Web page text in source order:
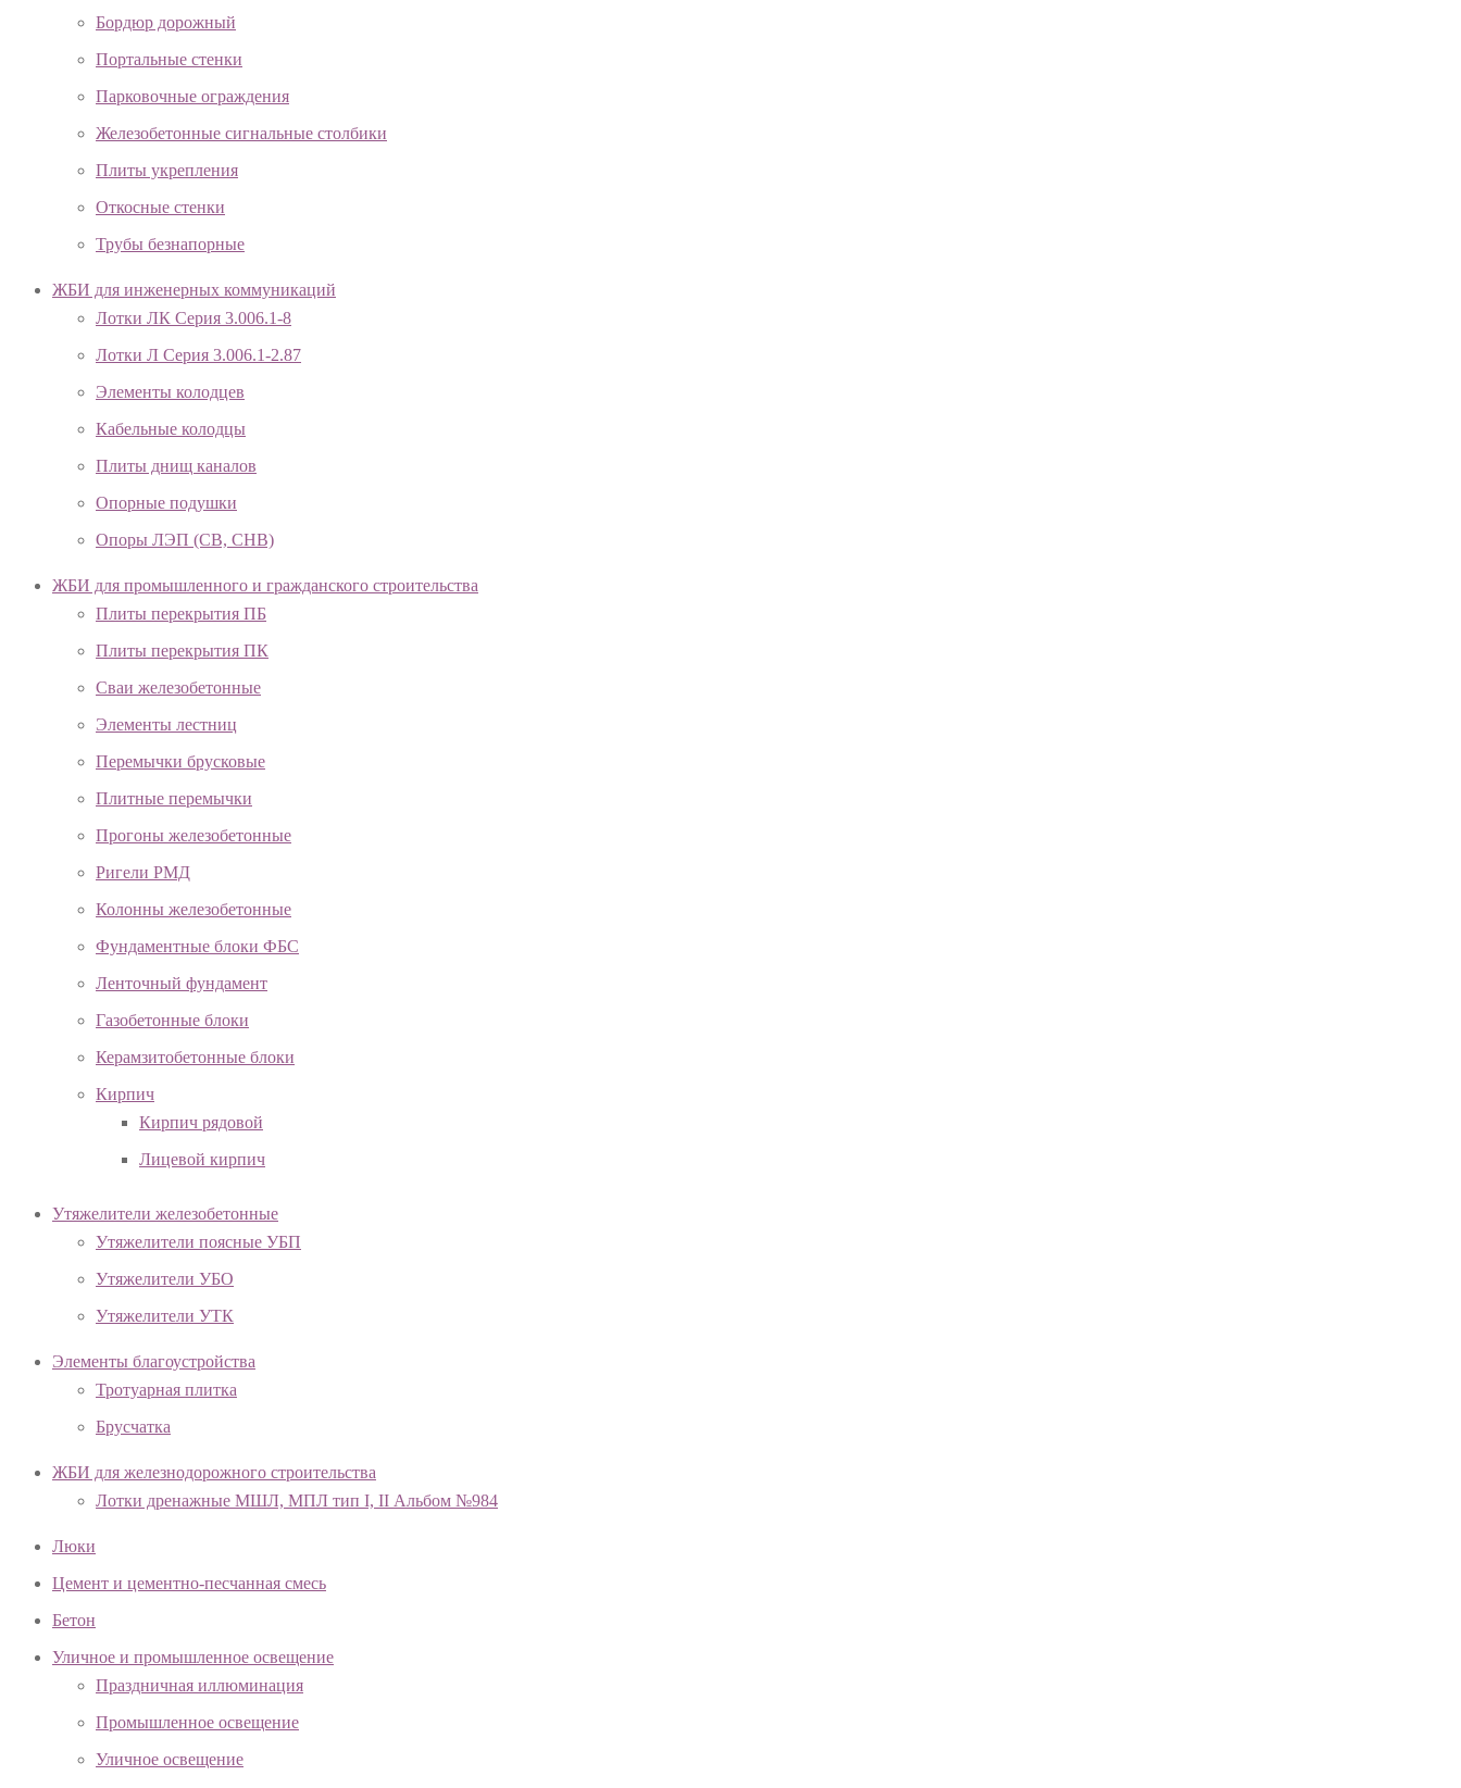
Бордюр дорожный
Портальные стенки
Парковочные ограждения
Железобетонные сигнальные столбики
Плиты укрепления
Откосные стенки
Трубы безнапорные
ЖБИ для инженерных коммуникаций
Лотки ЛК Серия 3.006.1-8
Лотки Л Серия 3.006.1-2.87
Элементы колодцев
Кабельные колодцы
Плиты днищ каналов
Опорные подушки
Опоры ЛЭП (СВ, СНВ)
ЖБИ для промышленного и гражданского строительства
Плиты перекрытия ПБ
Плиты перекрытия ПК
Сваи железобетонные
Элементы лестниц
Перемычки брусковые
Плитные перемычки
Прогоны железобетонные
Ригели РМД
Колонны железобетонные
Фундаментные блоки ФБС
Ленточный фундамент
Газобетонные блоки
Керамзитобетонные блоки
Кирпич
Кирпич рядовой
Лицевой кирпич
Утяжелители железобетонные
Утяжелители поясные УБП
Утяжелители УБО
Утяжелители УТК
Элементы благоустройства
Тротуарная плитка
Брусчатка
ЖБИ для железнодорожного строительства
Лотки дренажные МШЛ, МПЛ тип I, II Альбом №984
Люки
Цемент и цементно-песчанная смесь
Бетон
Уличное и промышленное освещение
Праздничная иллюминация
Промышленное освещение
Уличное освещение